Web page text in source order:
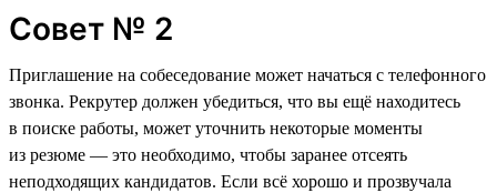
Совет № 2
Приглашение на собеседование может начаться с телефонного
звонка. Рекрутер должен убедиться, что вы ещё находитесь
в поиске работы, может уточнить некоторые моменты
из резюме — это необходимо, чтобы заранее отсеять
неподходящих кандидатов. Если всё хорошо и прозвучала